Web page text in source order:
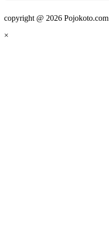
copyright @ 2026 Pojokoto.com
×